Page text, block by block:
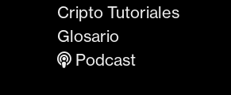
Cripto Tutoriales
Glosario
Podcast